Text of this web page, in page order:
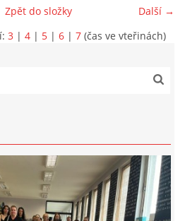
Další →
Zpět do složky
3 | 4 | 5 | 6 | 7 (čas ve vteřinách)